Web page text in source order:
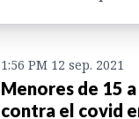
1:56 PM 12 sep. 2021
Menores de 15
contra el covid